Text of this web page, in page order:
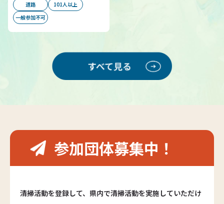
道路
101人以上
一般参加不可
参加団体募集中！
清掃活動を登録して、県内で清掃活動を実施していただけ